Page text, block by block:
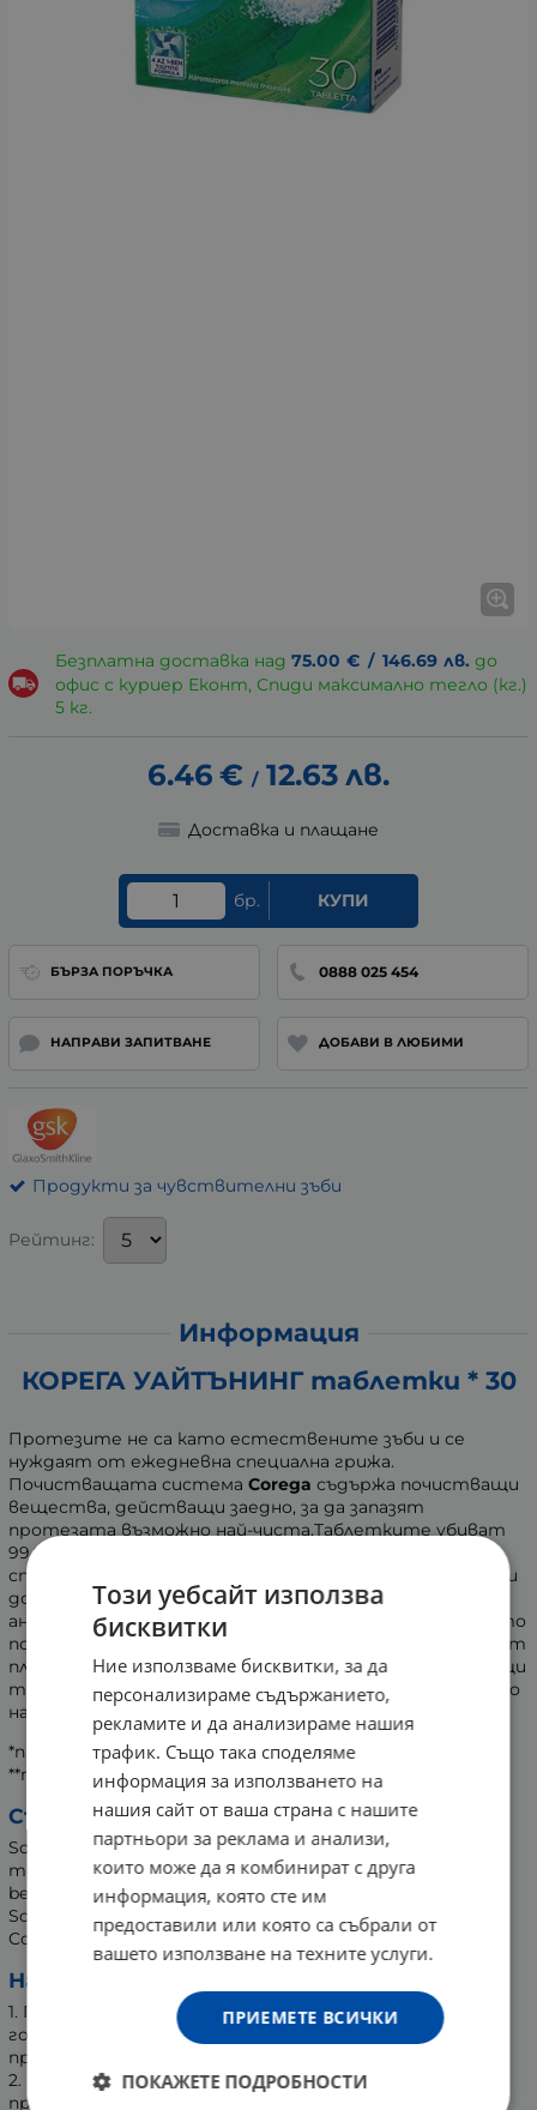
Безплатна доставка над 75.00 € / 146.69 лв. до
офис с куриер Еконт, Спиди максимално тегло (кг.)
5 кг.
6.46 € / 12.63 лв.
Доставка и плащане
бр. КУПИ
БЪРЗА ПОРЪЧКА 0888 025 454
НАПРАВИ ЗАПИТВАНЕ ДОБАВИ В ЛЮБИМИ
Продукти за чувствителни зъби
Рейтинг:
Информация
КОРЕГА УАЙТЪНИНГ таблетки * 30
Протезите не са като естествените зъби и се
нуждаят от ежедневна специална грижа.
Почистващата система Corega съдържа почистващи
вещества, действащи заедно, за да запазят
протезата възможно най-чиста.Tаблетките убиват
99.9% от бактериите, които водят до лош дъх*. Те
спомагат за елиминирането на плаката и петната** и
допринасят за по-свежа протеза. Имат
антибактериално и дезинфекциращо действие, което
помага да се предотвратят възпаления, причинени от
плака, както и натрупване на зъбен камък. Почистващи
таблеткиCorega Whitening помагат и за запазването
на белотата на протезите за по-дълго.
*при лабораторни тестове
**при употреба спрямо указанията
Състав:
Sodium bicarbonate, Potassium caroate (Potassium
monopersulfate), Citric acid, Sodium carbonate, Sodium
benzoate, Sodium carbonate peroxide, TAED, PEG-180,
Sodium lauryl sulfoacetate, Aroma, Subtilisin, PVP/VA
Copolymer, Cl 42090, Cl 73015.
Начин за употреба:
1. Пуснете една таблетка Corega в много топла (не
гореща) вода, за да покрие пълната или частична
протеза.
2. Накиснете ги за около 10-20 минути и почистете
протезата с разтвора, с помощта на мека четка.
Този уебсайт използва
бисквитки
Ние използваме бисквитки, за да
персонализираме съдържанието,
рекламите и да анализираме нашия
трафик. Също така споделяме
информация за използването на
нашия сайт от ваша страна с нашите
партньори за реклама и анализи,
които може да я комбинират с друга
информация, която сте им
предоставили или която са събрали от
вашето използване на техните услуги.
ПРИЕМЕТЕ ВСИЧКИ
ПОКАЖЕТЕ ПОДРОБНОСТИ